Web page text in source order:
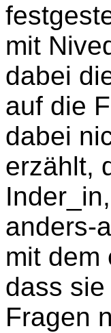
mit
dabei
auf die
dabei
erzählt,
anders-
mit dem
dass
Fragen